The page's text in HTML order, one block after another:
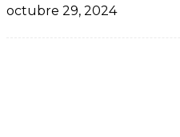
octubre 29, 2024